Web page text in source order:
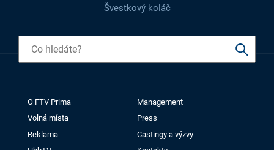
Švestkový koláč
O FTV Prima
Management
Volná místa
Press
Reklama
Castingy a výzvy